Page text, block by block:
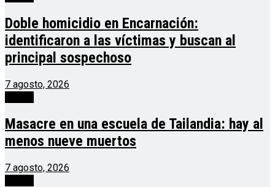
Doble homicidio en Encarnación:
identificaron a las víctimas y buscan al
principal sospechoso
7 agosto, 2026
Masacre en una escuela de Tailandia: hay al
menos nueve muertos
7 agosto, 2026